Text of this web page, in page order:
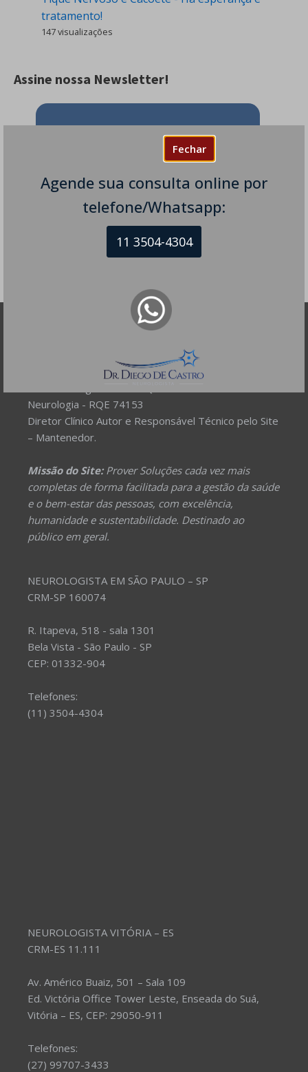
Fechar
Agende sua consulta online por
telefone/Whatsapp:
11 3504-4304
tratamento!
147 visualizações
Assine nossa Newsletter!
Assine nossa newsletter e receba em
seu e-mail todos os nossos novos
Dr. Diego de Castro dos Santos
Neurologia - RQE 74153
Diretor Clínico Autor e Responsável Técnico pelo Site
– Mantenedor.
Missão do Site:Prover Soluções cada vez mais
completas de forma facilitada para a gestão da saúde
e o bem-estar das pessoas, com excelência,
humanidade e sustentabilidade. Destinado ao
público em geral.
NEUROLOGISTA EM SÃO PAULO – SP
CRM-SP 160074
R. Itapeva, 518 - sala 1301
Bela Vista - São Paulo - SP
CEP: 01332-904
Telefones:
(11) 3504-4304
NEUROLOGISTA VITÓRIA – ES
CRM-ES 11.111
Av. Américo Buaiz, 501 – Sala 109
Ed. Victória Office Tower Leste, Enseada do Suá,
Vitória – ES, CEP: 29050-911
Telefones:
(27) 99707-3433